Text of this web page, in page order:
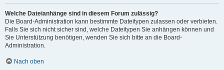
Welche Dateianhänge sind in diesem Forum zulässig?
Die Board-Administration kann bestimmte Dateitypen zulassen oder verbieten.
Falls Sie sich nicht sicher sind, welche Dateitypen Sie anhängen können und
Sie Unterstützung benötigen, wenden Sie sich bitte an die Board-
Administration.
Nach oben